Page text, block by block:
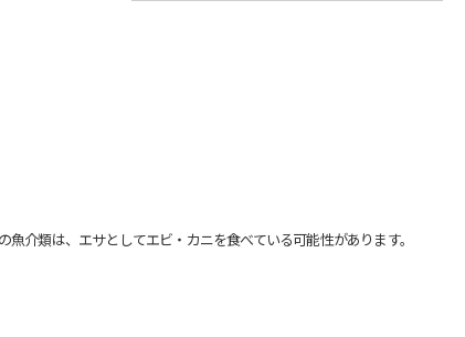
介類は、エサとしてエビ・カニを食べている可能性があります。